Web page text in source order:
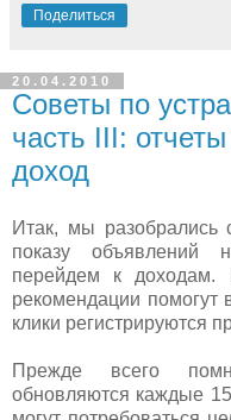
Поделиться
20.04.2010
Советы по
часть III:
доход
Итак, мы разобрались
показу объявлений
перейдем к доходам.
рекомендации помогут
клики регистрируются
Прежде всего
обновляются каждые